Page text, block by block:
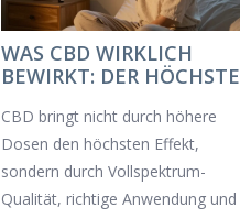
WAS CBD WIRKLICH
BEWIRKT: DER HÖCHSTE
CBD bringt nicht durch höhere
Dosen den höchsten Effekt,
sondern durch Vollspektrum-
Qualität, richtige Anwendung und